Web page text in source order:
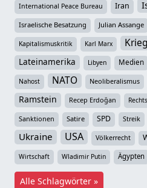
International Peace Bureau Iran
Israelische Besatzung Julian Assange
Kapitalismuskritik Karl Marx Krieg
Lateinamerika Libyen Medien
Nahost NATO Neoliberalismus
Ramstein
Recep Erdoğan
Sanktionen Satire SPD Streik
Ukraine USA Völkerrecht
Wirtschaft Wladimir Putin Ägypten
Alle Schlagwörter »